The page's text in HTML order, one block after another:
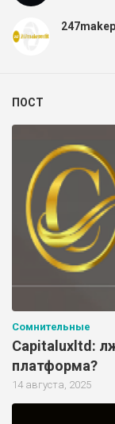
ПОСТ
Сомнительные
Capitaluxltd:
платформа?
14 августа, 2025